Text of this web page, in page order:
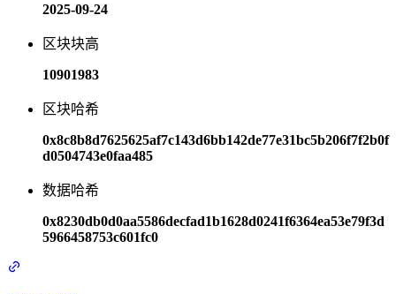
2025-09-24
区块块高
10901983
区块哈希
0x8c8b8d7625625af7c143d6bb142de77e31bc5b206f7f2b0f
d0504743e0faa485
数据哈希
0x8230db0d0aa5586decfad1b1628d0241f6364ea53e79f3d
5966458753c601fc0